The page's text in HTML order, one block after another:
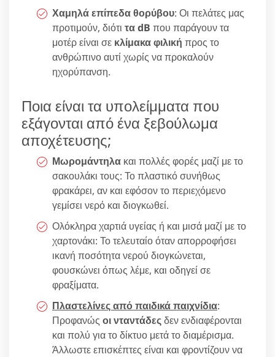
Χαμηλά επίπεδα θορύβου: Οι πελάτες μας
προτιμούν, διότι τα dB που παράγουν τα
μοτέρ είναι σε κλίμακα φιλική προς το
ανθρώπινο αυτί χωρίς να προκαλούν
ηχορύπανση.
Ποια είναι τα υπολείμματα που
εξάγονται από ένα ξεβούλωμα
αποχέτευσης;
Μωρομάντηλα και πολλές φορές μαζί με το
σακουλάκι τους: Το πλαστικό συνήθως
φρακάρει, αν και εφόσον το περιεχόμενο
γεμίσει νερό και διογκωθεί.
Ολόκληρα χαρτιά υγείας ή και μισά μαζί με το
χαρτονάκι: Το τελευταίο όταν απορροφήσει
ικανή ποσότητα νερού διογκώνεται,
φουσκώνει όπως λέμε, και οδηγεί σε
φραξίματα.
Πλαστελίνες από παιδικά παιχνίδια:
Προφανώς οι νταντάδεςδεν ενδιαφέρονται
και πολύ για το δίκτυο μετά το διαμέρισμα.
Άλλωστε επισκέπτες είναι και φροντίζουν να